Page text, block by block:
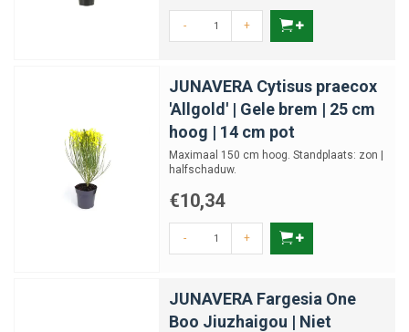
Hebben struiken veel onderhoud nodig?
- +
JUNAVERA Cytisus praecox
'Allgold' | Gele brem | 25 cm
hoog | 14 cm pot
Maximaal 150 cm hoog. Standplaats: zon |
halfschaduw.
€10,34
- +
JUNAVERA Fargesia One
Boo Jiuzhaigou | Niet